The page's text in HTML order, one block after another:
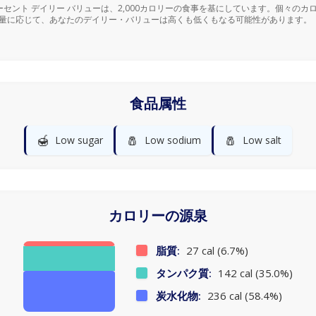
ント デイリー バリューは、2,000カロリーの食事を基にしています。個々のカ
に応じて、あなたのデイリー・バリューは高くも低くもなる可能性があります。
食品属性
🍯 Low sugar 🧂 Low sodium 🧂 Low salt
カロリーの源泉
脂質: 27 cal (6.7%)
タンパク質: 142 cal (35.0%)
炭水化物: 236 cal (58.4%)